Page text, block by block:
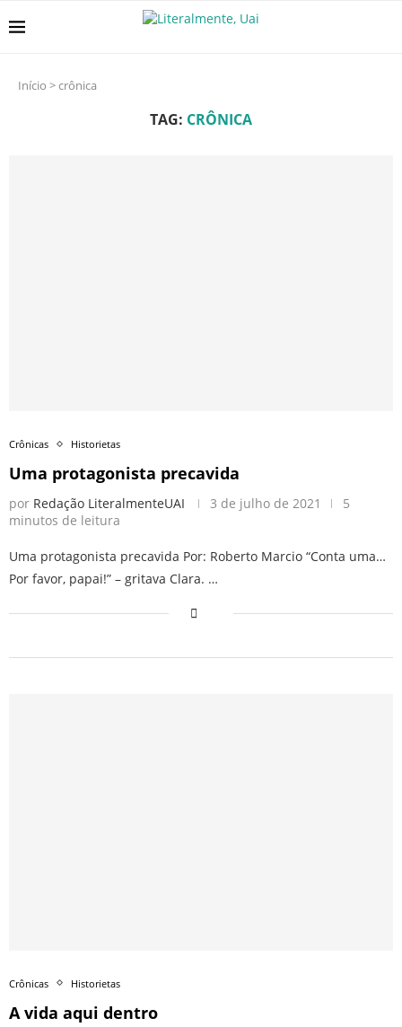
Início >crônica
TAG: CRÔNICA
Crônicas Historietas
Uma protagonista precavida
por Redação LiteralmenteUAI 3 de julho de 2021
5
minutos de leitura
Uma protagonista precavida Por: Roberto Marcio “Conta uma…
Por favor, papai!” – gritava Clara. …
Crônicas Historietas
A vida aqui dentro